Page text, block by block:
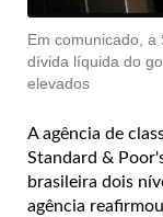
Em comunicado, a
dívida líquida do
elevados
A agência de
Standard &
brasileira dois
agência